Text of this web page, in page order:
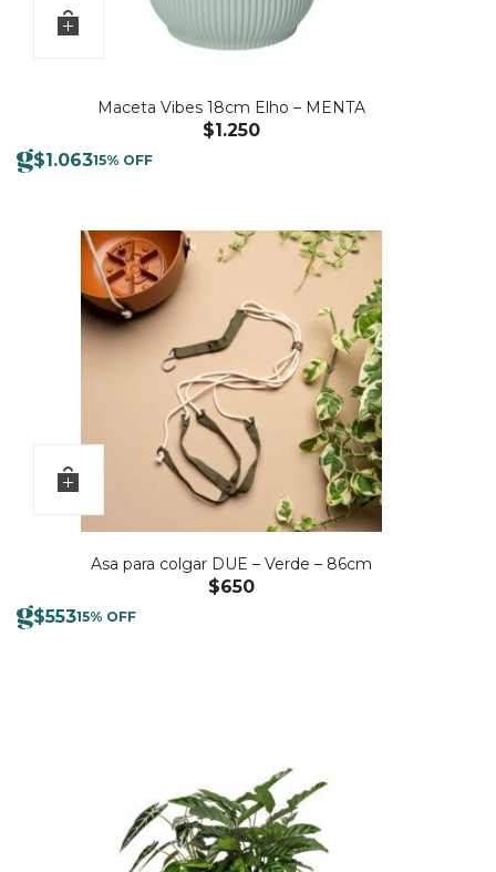
Maceta Vibes 18cm Elho – MENTA
$1.250
$1.06315% OFF
Asa para colgar DUE – Verde – 86cm
$650
$55315% OFF